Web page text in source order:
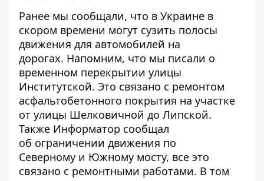
Ранее мы сообщали, что в Украине в
скором времени могут сузить полосы
движения для автомобилей на
дорогах. Напомним, что мы писали о
временном перекрытии улицы
Институтской. Это связано с ремонтом
асфальтобетонного покрытия на участке
от улицы Шелковичной до Липской.
Также Информатор сообщал
об ограничении движения по
Северному и Южному мосту, все это
связано с ремонтными работами. В том